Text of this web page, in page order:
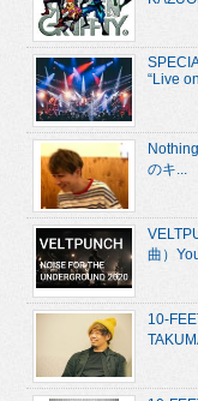
“Live
のキ...
曲）
10-